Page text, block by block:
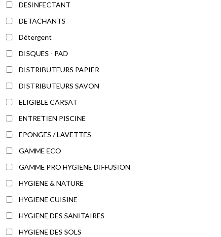
DESINFECTANT
DETACHANTS
Détergent
DISQUES - PAD
DISTRIBUTEURS PAPIER
DISTRIBUTEURS SAVON
ELIGIBLE CARSAT
ENTRETIEN PISCINE
EPONGES / LAVETTES
GAMME ECO
GAMME PRO HYGIENE DIFFUSION
HYGIENE & NATURE
HYGIENE CUISINE
HYGIENE DES SANITAIRES
HYGIENE DES SOLS